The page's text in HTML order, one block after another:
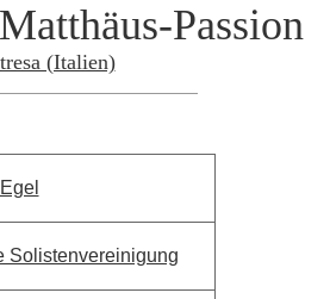
Passion
(Italien)
Solistenvereinigung